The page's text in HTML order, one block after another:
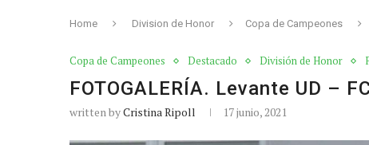
Home Division de Honor Copa de Campeones
Copa de Campeones Destacado División de Honor
FOTOGALERÍA. Levante UD –
written byCristina Ripoll 17 junio, 2021